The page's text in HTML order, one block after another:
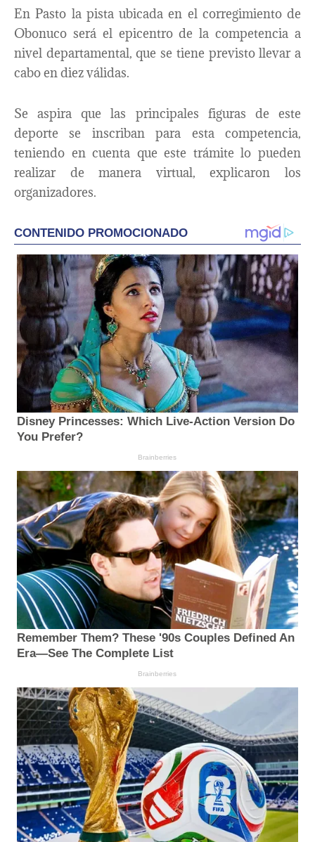
En Pasto la pista ubicada en el corregimiento de
Obonuco será el epicentro de la competencia a
nivel departamental, que se tiene previsto llevar a
cabo en diez válidas.
Se aspira que las principales figuras de este
deporte se inscriban para esta competencia,
teniendo en cuenta que este trámite lo pueden
realizar de manera virtual, explicaron los
organizadores.